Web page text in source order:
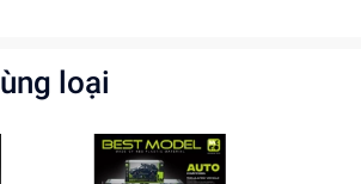
trình tự
loại